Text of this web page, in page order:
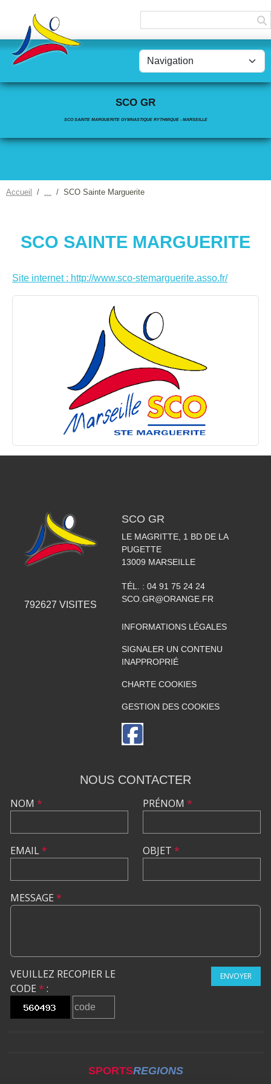
SCO GR
SCO SAINTE MARGUERITE GYMNASTIQUE RYTHMIQUE - MARSEILLE
Accueil SCO Sainte Marguerite
SCO SAINTE MARGUERITE
Site internet : http://www.sco-stemarguerite.asso.fr/
792627 VISITES
SCO GR
LE MAGRITTE, 1 BD DE LA
PUGETTE
13009 MARSEILLE
TÉL. : 04 91 75 24 24
SCO.GR@ORANGE.FR
INFORMATIONS LÉGALES
SIGNALER UN CONTENU
INAPPROPRIÉ
CHARTE COOKIES
GESTION DES COOKIES
NOUS CONTACTER
NOM *
EMAIL*
PRÉNOM *
OBJET *
MESSAGE *
VEUILLEZ RECOPIER LE
CODE * :
ENVOYER
SPORTSREGIONS